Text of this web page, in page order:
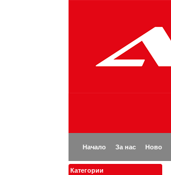
Начало За нас Ново
Категории